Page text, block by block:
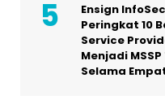
Ensign
Peringkat 10
Service
Menjadi
Selama